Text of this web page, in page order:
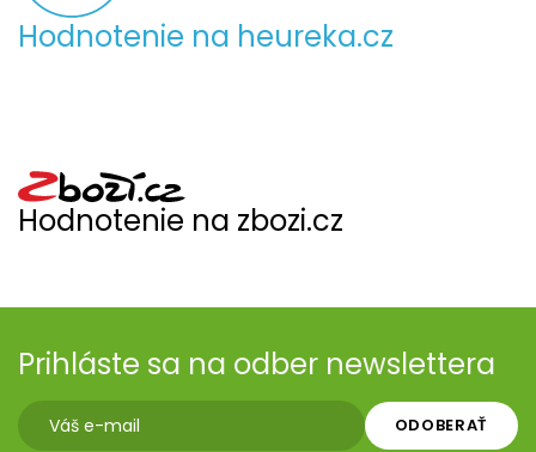
Hodnotenie na heureka.cz
Hodnotenie na zbozi.cz
Prihláste sa na odber newslettera
ODOBERAŤ